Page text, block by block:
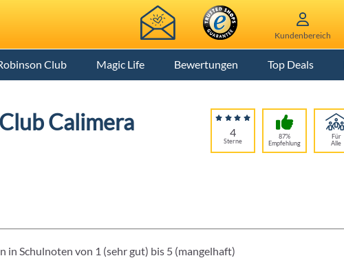
Kundenbereich
Club Magic Life Bewertungen Top Deals
Calimera
4
Sterne
87%
Empfehlung
Für
Alle
Schulnoten von 1 (sehr gut) bis 5 (mangelhaft)